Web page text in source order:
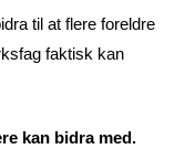
til at flere foreldre
faktisk kan
kan bidra med.